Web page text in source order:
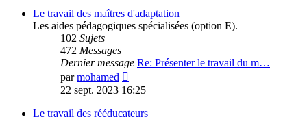
message
Le travail des maîtres d'adaptation
Les aides pédagogiques spécialisées (option E).
102 Sujets
472 Messages
Dernier message Re: Présenter le travail du m…
parmohamed
le
message
22 sept. 2023 16:25
Le travail des rééducateurs